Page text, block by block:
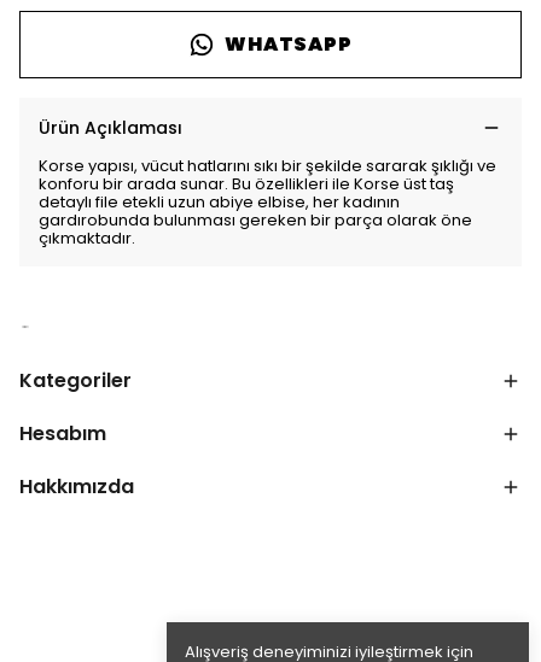
Alışveriş deneyiminizi iyileştirmek için
WHATSAPP
Ürün Açıklaması
Korse yapısı, vücut hatlarını sıkı bir şekilde sararak şıklığı ve
konforu bir arada sunar. Bu özellikleri ile Korse üst taş
detaylı file etekli uzun abiye elbise, her kadının
gardırobunda bulunması gereken bir parça olarak öne
çıkmaktadır.
Kategoriler
Hesabım
Hakkımızda